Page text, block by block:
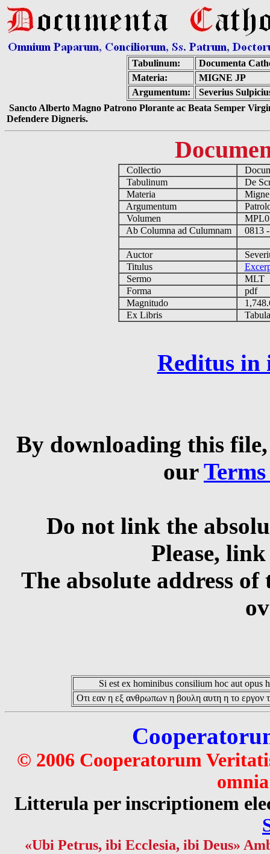
Tabulinum:
Documenta
Materia:
MIGNE JP
Argumentum:
Severius
Sancto Alberto Magno Patrono Plorante ac Beata Semper
Defendere Digneris.
Collectio
Tabulinum
De
Materia
Argumentum
Volumen
Ab Columna ad Culumnam
0813
Auctor
Titulus
Sermo
MLT
Forma
pdf
Magnitudo
Ex Libris
Reditus in
By downloading this
our
Do not link the
Please,
The absolute address
Si est ex hominibus consilium hoc aut opus
Οτι εαν η εξ ανθρωπων η βουλη αυτη η το εργον
© 2006 Cooperatorum
Litterula per inscriptionem
«Ubi Petrus, ibi Ecclesia, ibi Deus»